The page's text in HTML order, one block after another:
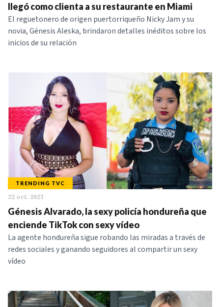
llegó como clienta a su restaurante en Miami
El reguetonero de origen puertorriqueño Nicky Jam y su
novia, Génesis Aleska, brindaron detalles inéditos sobre los
inicios de su relación
TRENDING TVC
22 oct. 2021
Génesis Alvarado, la sexy policía hondureña que
enciende TikTok con sexy vídeo
La agente hondureña sigue robando las miradas a través de
redes sociales y ganando seguidores al compartir un sexy
vídeo